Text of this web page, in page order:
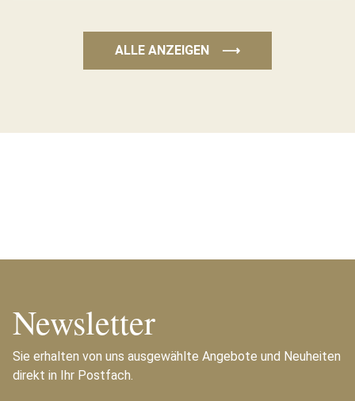
ALLE ANZEIGEN ⟶
Newsletter
Sie erhalten von uns ausgewählte Angebote und Neuheiten
direkt in Ihr Postfach.